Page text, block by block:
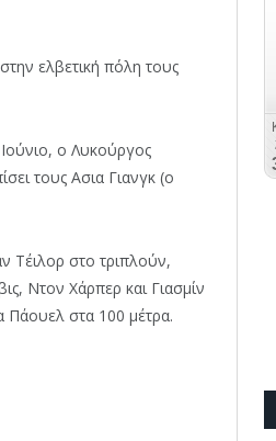
ελβετική πόλη τους
ο Λυκούργος
τους Ασια Γιανγκ (ο
Τέιλορ στο τριπλούν,
Ντον Χάρπερ και Γιασμίν
Πάουελ στα 100 μέτρα.